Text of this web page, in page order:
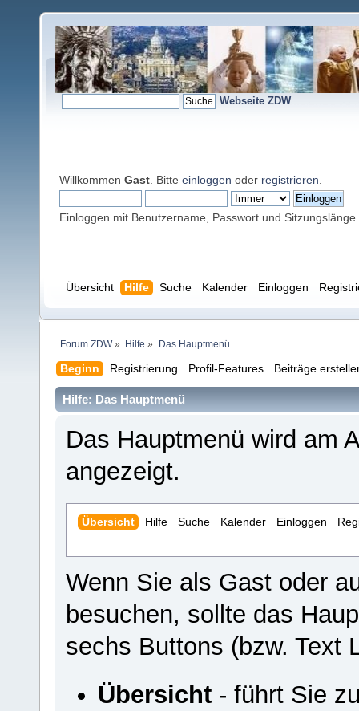
Webseite ZDW
Willkommen Gast . Bitte einloggen oder registrieren
Einloggen mit Benutzername, Passwort und Sitzungslänge
Übersicht Hilfe Suche Kalender Einloggen
Forum ZDW» Hilfe » Das Hauptmenü
Beginn Registrierung Profil-Features Beiträge
Hilfe: Das Hauptmenü
Das Hauptmenü wird am
angezeigt.
Übersicht Hilfe Suche Kalender Einloggen
Wenn Sie als Gast oder
besuchen, sollte das
sechs Buttons (bzw. Text
Übersicht- führt Sie